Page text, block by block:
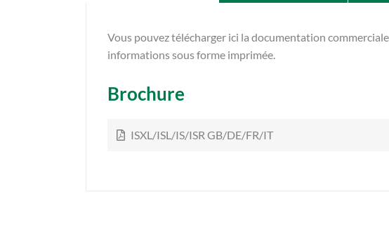
Vous pouvez télécharger ici la documentation
informations sous forme imprimée.
Brochure
ISXL/ISL/IS/ISR GB/DE/FR/IT